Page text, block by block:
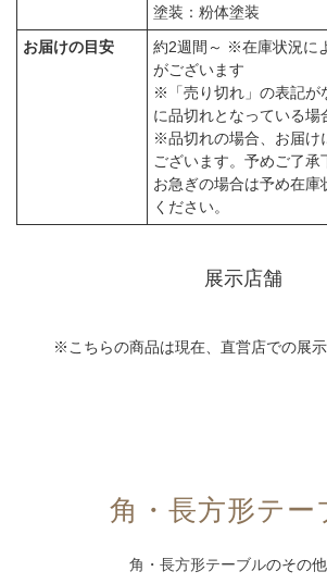
塗装：粉体塗装
お届けの目安
約2週間～ ※在庫状況に
がございます
※「売り切れ」の表記が
に品切れとなっている場
※品切れの場合、お届け
ございます。予めご了承
お急ぎの場合は予め在庫
ください。
展示店舗
※こちらの商品は現在、直営店での展示
角・長方形テー
角・長方形テーブルのその